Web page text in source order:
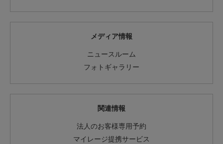
メディア情報
ニュースルーム
フォトギャラリー
関連情報
法人のお客様専用予約
マイレージ提携サービス